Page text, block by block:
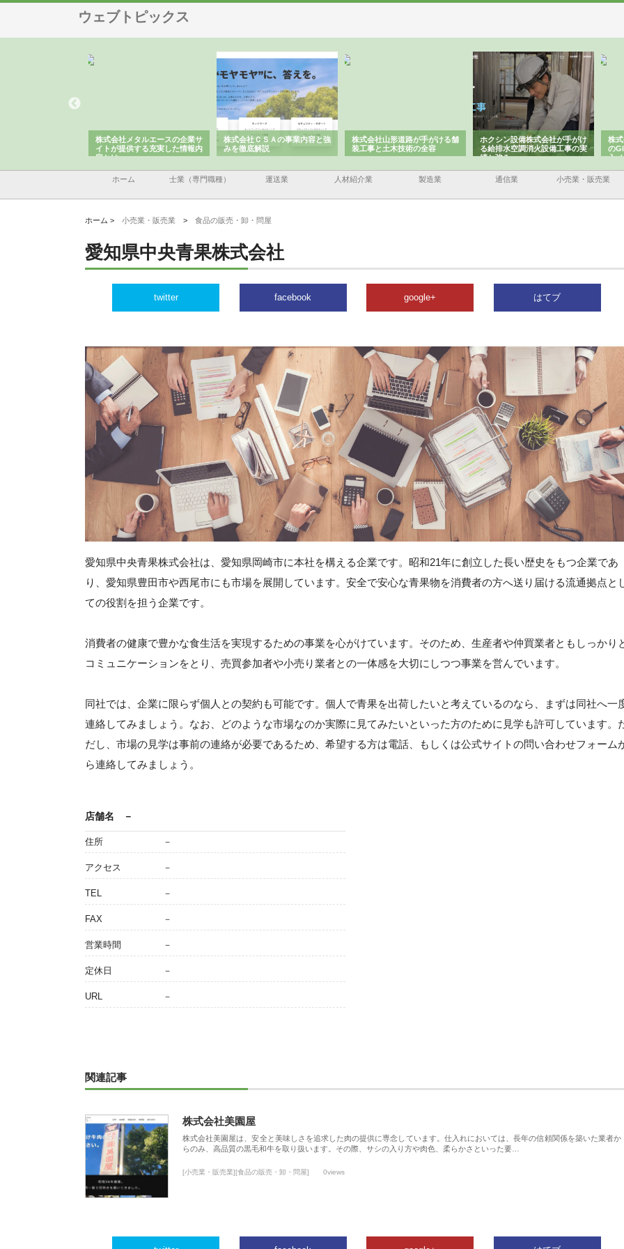
ウェブトピックス
株式会社メタルエースの企業サ
イトが提供する充実した情報内
容とは
株式会社ＣＳＡの事業内容と強
みを徹底解説
株式会社山形道路が手がける舗
装工事と土木技術の全容
ホクシン設備株式会社が手がけ
る給排水空調消火設備工事の実
績と強み
株
の
入
ホーム 士業（専門職種） 運送業 人材紹介業 製造業 通信業 小売業・販売業
ホーム > 小売業・販売業 > 食品の販売・卸・問屋
愛知県中央青果株式会社
twitter facebook google+ はてブ
愛知県中央青果株式会社は、愛知県岡崎市に本社を構える企業です。昭和21年に創立した長い歴史をもつ企業であ
り、愛知県豊田市や西尾市にも市場を展開しています。安全で安心な青果物を消費者の方へ送り届ける流通拠点と
ての役割を担う企業です。
消費者の健康で豊かな食生活を実現するための事業を心がけています。そのため、生産者や仲買業者ともしっかり
コミュニケーションをとり、売買参加者や小売り業者との一体感を大切にしつつ事業を営んでいます。
同社では、企業に限らず個人との契約も可能です。個人で青果を出荷したいと考えているのなら、まずは同社へ一
連絡してみましょう。なお、どのような市場なのか実際に見てみたいといった方のために見学も許可しています。
だし、市場の見学は事前の連絡が必要であるため、希望する方は電話、もしくは公式サイトの問い合わせフォーム
ら連絡してみましょう。
店舗名 －
住所 －
アクセス －
TEL －
FAX －
営業時間 －
定休日 －
URL －
関連記事
株式会社美園屋
株式会社美園屋は、安全と美味しさを追求した肉の提供に専念しています。仕入れにおいては、長年の信頼関係を築いた業者か
らのみ、高品質の黒毛和牛を取り扱います。その際、サシの入り方や肉色、柔らかさといった要…
[小売業・販売業][食品の販売・卸・問屋] 0views